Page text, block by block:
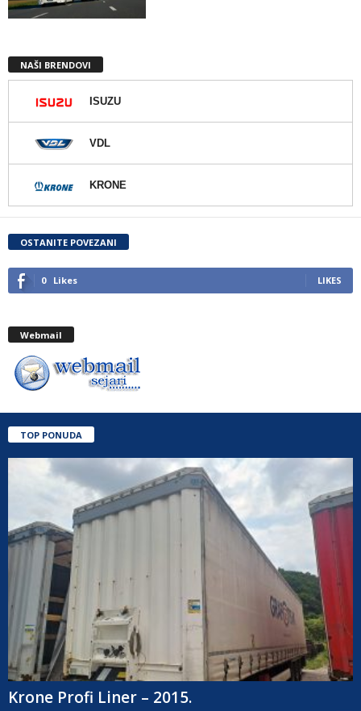
NAŠI BRENDOVI
ISUZU
VDL
KRONE
OSTANITE POVEZANI
0 Likes LIKES
Webmail
TOP PONUDA
Krone Profi Liner – 2015.